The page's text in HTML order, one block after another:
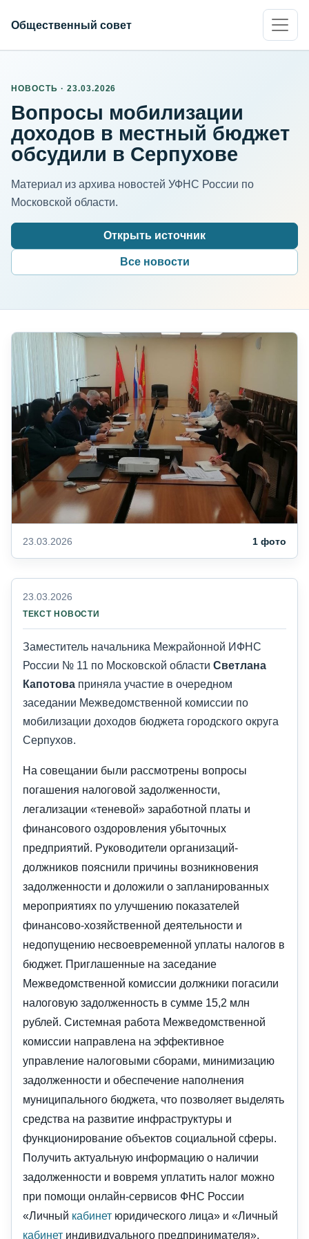
Общественный совет
НОВОСТЬ · 23.03.2026
Вопросы мобилизации
доходов в местный бюджет
обсудили в Серпухове
Материал из архива новостей УФНС России по
Московской области.
Открыть источник
Все новости
23.03.2026 1 фото
23.03.2026
ТЕКСТ НОВОСТИ
Заместитель начальника Межрайонной ИФНС
России № 11 по Московской области Светлана
Капотова приняла участие в очередном
заседании Межведомственной комиссии по
мобилизации доходов бюджета городского округа
Серпухов.
На совещании были рассмотрены вопросы
погашения налоговой задолженности,
легализации «теневой» заработной платы и
финансового оздоровления убыточных
предприятий. Руководители организаций-
должников пояснили причины возникновения
задолженности и доложили о запланированных
мероприятиях по улучшению показателей
финансово-хозяйственной деятельности и
недопущению несвоевременной уплаты налогов в
бюджет. Приглашенные на заседание
Межведомственной комиссии должники погасили
налоговую задолженность в сумме 15,2 млн
рублей. Системная работа Межведомственной
комиссии направлена на эффективное
управление налоговыми сборами, минимизацию
задолженности и обеспечение наполнения
муниципального бюджета, что позволяет выделять
средства на развитие инфраструктуры и
функционирование объектов социальной сферы.
Получить актуальную информацию о наличии
задолженности и вовремя уплатить налог можно
при помощи онлайн-сервисов ФНС России
«Личный кабинет юридического лица» и «Личный
кабинет индивидуального предпринимателя».